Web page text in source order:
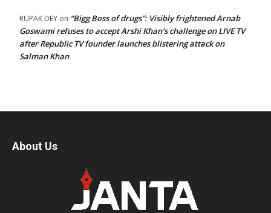
RUPAK DEY on “Bigg Boss of drugs”: Visibly frightened Arnab
Goswami refuses to accept Arshi Khan’s challenge on LIVE TV
after Republic TV founder launches blistering attack on
Salman Khan
About Us